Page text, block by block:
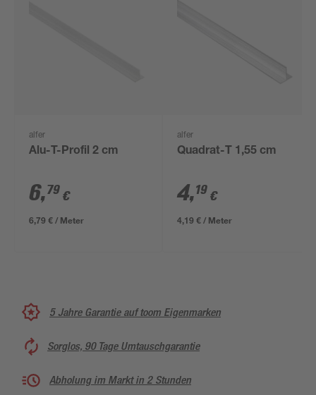
alfer
Alu-T-Profil 2 cm
6,79 €
6,79 € / Meter
alfer
Quadrat-T 1,55 cm
4,19 €
4,19 € / Meter
5 Jahre Garantie auf toom Eigenmarken
Sorglos, 90 Tage Umtauschgarantie
Abholung im Markt in 2 Stunden